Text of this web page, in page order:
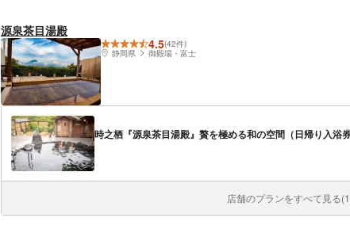
源泉茶目湯殿
4.5(42件)
静岡県
御殿場・富士
時之栖『源泉茶目湯殿』贅を極める和の空間（日帰り入浴券
店舗のプランをすべて見る